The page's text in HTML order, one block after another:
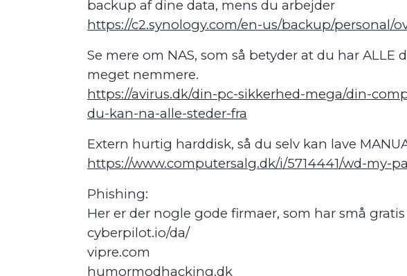
backup af dine data, mens du arbejder
https://c2.synology.com/en-us/backup/personal/
Se mere om NAS, som så betyder at du har
meget nemmere.
https://avirus.dk/din-pc-sikkerhed-mega/din-
du-kan-na-alle-steder-fra
Extern hurtig harddisk, så du selv kan lave
https://www.computersalg.dk/i/5714441/wd-my-
Phishing:
Her er der nogle gode firmaer, som har små gratis
cyberpilot.io/da/
vipre.com
humormodhacking.dk